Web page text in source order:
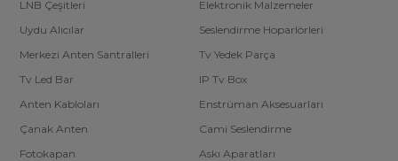
LNB Çeşitleri
Elektronik Malzemeler
Uydu Alıcılar
Seslendirme Hoparlörleri
Merkezi Anten Santralleri
Tv Yedek Parça
Tv Led Bar
IP Tv Box
Anten Kabloları
Enstrüman Aksesuarları
Çanak Anten
Cami Seslendirme
Fotokapan
Askı Aparatları